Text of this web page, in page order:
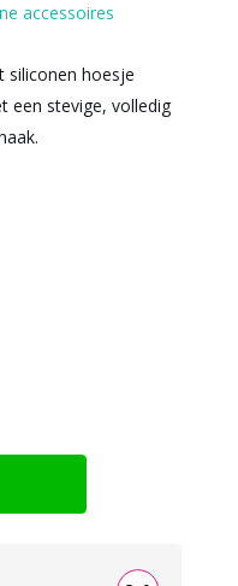
accessoires
siliconen hoesje
een stevige, volledig